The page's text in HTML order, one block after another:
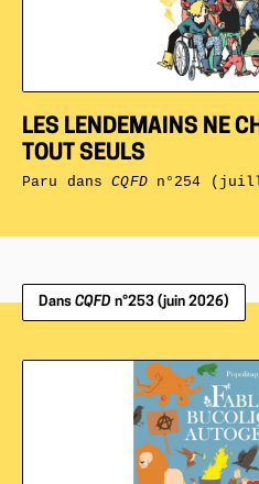
LES LENDEMAINS NE
TOUT SEULS
Paru dansCQFDn°254
Dans CQFD n°253 (juin 2026)